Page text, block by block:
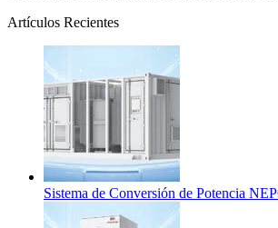
Artículos Recientes
Sistema de Conversión de Potencia